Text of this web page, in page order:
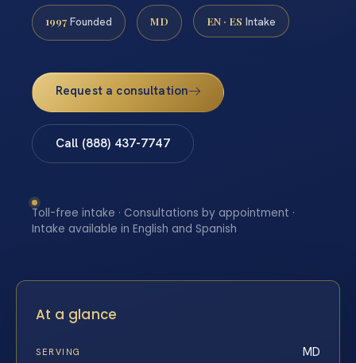
1997 Founded MD EN · ES Intake
Request a consultation
Call (888) 437-7747
Toll-free intake · Consultations by appointment ·
Intake available in English and Spanish
At a glance
SERVING MD